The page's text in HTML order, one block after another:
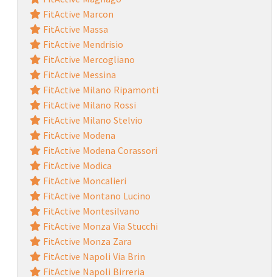
FitActive Marcon
FitActive Massa
FitActive Mendrisio
FitActive Mercogliano
FitActive Messina
FitActive Milano Ripamonti
FitActive Milano Rossi
FitActive Milano Stelvio
FitActive Modena
FitActive Modena Corassori
FitActive Modica
FitActive Moncalieri
FitActive Montano Lucino
FitActive Montesilvano
FitActive Monza Via Stucchi
FitActive Monza Zara
FitActive Napoli Via Brin
FitActive Napoli Birreria